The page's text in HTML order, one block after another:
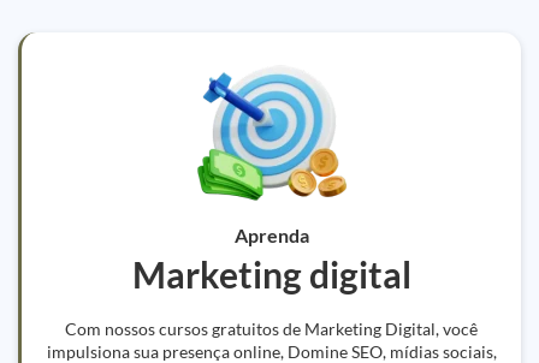
Aprenda
Marketing digital
Com nossos cursos gratuitos de Marketing Digital, você
impulsiona sua presença online, Domine SEO, mídias sociais,